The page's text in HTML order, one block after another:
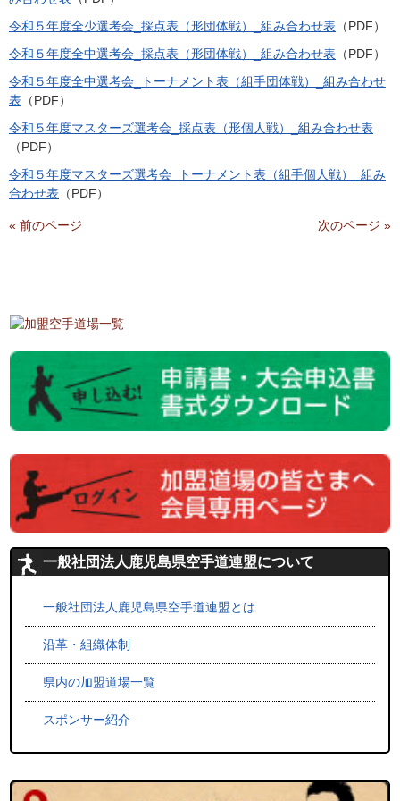
令和５年度全少選考会_採点表（形団体戦）_組み合わせ表 （PDF）
令和５年度全中選考会_採点表（形団体戦）_組み合わせ表 （PDF）
令和５年度全中選考会_トーナメント表（組手団体戦）_組み合わせ
表 （PDF）
令和５年度マスターズ選考会_採点表（形個人戦）_組み合わせ表
（PDF）
令和５年度マスターズ選考会_トーナメント表（組手個人戦）_組み
合わせ表 （PDF）
« 前のページ 次のページ »
一般社団法人鹿児島県空手道連盟について
一般社団法人鹿児島県空手道連盟とは
沿革・組織体制
県内の加盟道場一覧
スポンサー紹介